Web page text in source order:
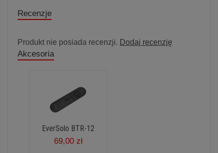
Recenzje
Produkt nie posiada recenzji. Dodaj recenzję
Akcesoria
EverSolo BTR-12
69,00 zł